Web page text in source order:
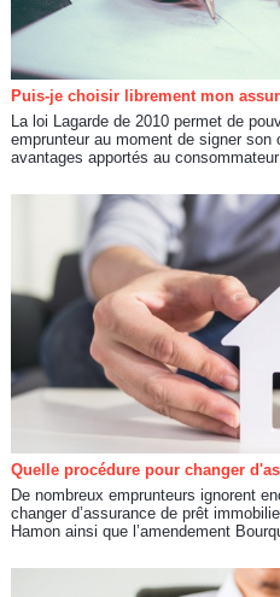
Puis-je choisir librement mon
La loi Lagarde de 2010 permet de
emprunteur au moment de signer
avantages apportés au consommateur
Quelle procédure pour changer
De nombreux emprunteurs ignorent
changer d’assurance de prêt
Hamon ainsi que l’amendement